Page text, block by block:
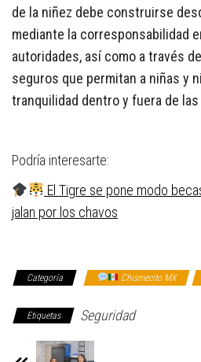
de la niñez debe construirse
mediante la corresponsabilidad
autoridades, así como a través
seguros que permitan a niñas y
tranquilidad dentro y fuera de las
Podría interesarte:
El Tigre se pone modo
jalan por los chavos
Categoría Chismecito MX
Etiquetas Seguridad